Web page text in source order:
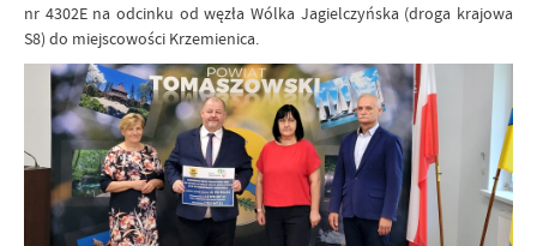
nr 4302E na odcinku od węzła Wólka Jagielczyńska (droga krajowa
S8) do miejscowości Krzemienica.